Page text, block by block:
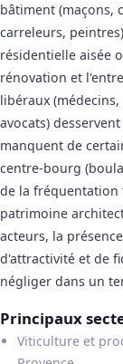
bâtiment (maçons,
carreleurs,
résidentielle aisée
rénovation et
libéraux
avocats)
manquent de
centre-bourg
de la
patrimoine
acteurs, la
d'attractivité et de
négliger dans un
Principaux
Viticulture et